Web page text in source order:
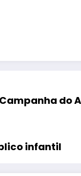
Campanha do
infantil